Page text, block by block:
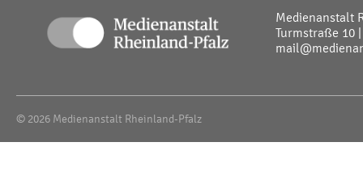
Medienanstalt
Turmstraße 10
© 2026 Medienanstalt Rheinland-Pfalz